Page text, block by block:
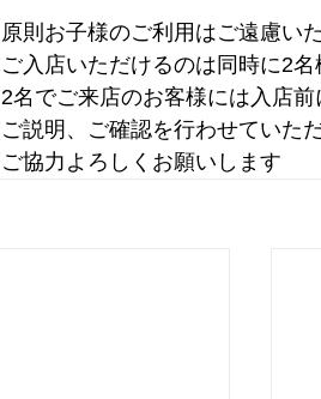
原則お子様のご利用はご遠慮い
ご入店いただけるのは同時に2名
2名でご来店のお客様には入店前
ご説明、ご確認を行わせていた
ご協力よろしくお願いします